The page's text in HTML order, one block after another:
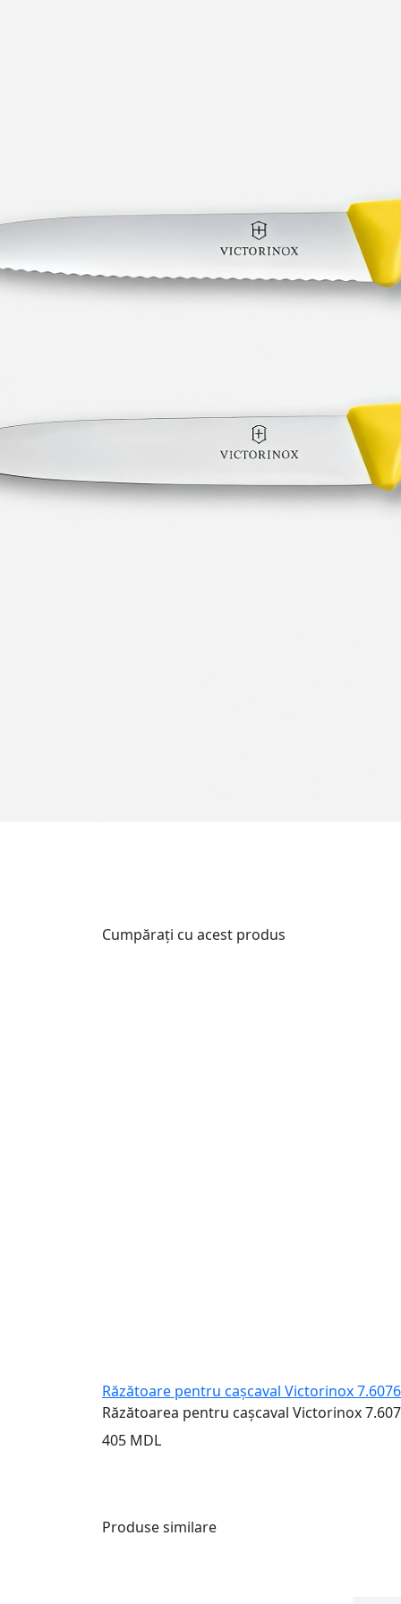
Cumpărați cu acest produs
Răzătoare pentru cașcaval Victorinox 7.6076
Răzătoarea pentru cașcaval Victorinox
405 MDL
Produse similare